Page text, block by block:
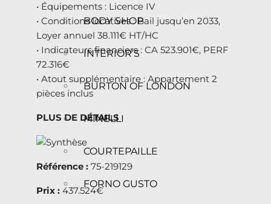
BODY SHOP
INTERIOR’S
BURTON OF LONDON
MINELLI
COURTEPAILLE
FORNO GUSTO
• Équipements : Licence IV
• Conditions locatives : Bail jusqu’en 2033,
Loyer annuel 38.111€ HT/HC
• Indicateurs financiers : CA 523.901€, PERF
72.316€
• Atout supplémentaire : Appartement 2
pièces inclus
PLUS DE DÉTAILS
Référence : 75-219129
Prix : 437.524€